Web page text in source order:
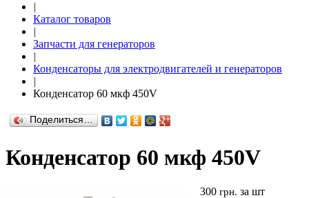
|
Каталог товаров
|
Запчасти для генераторов
|
Конденсаторы для электродвигателей и генераторов
|
Конденсатор 60 мкф 450V
Поделиться…
Конденсатор 60 мкф 450V
300 грн. за шт